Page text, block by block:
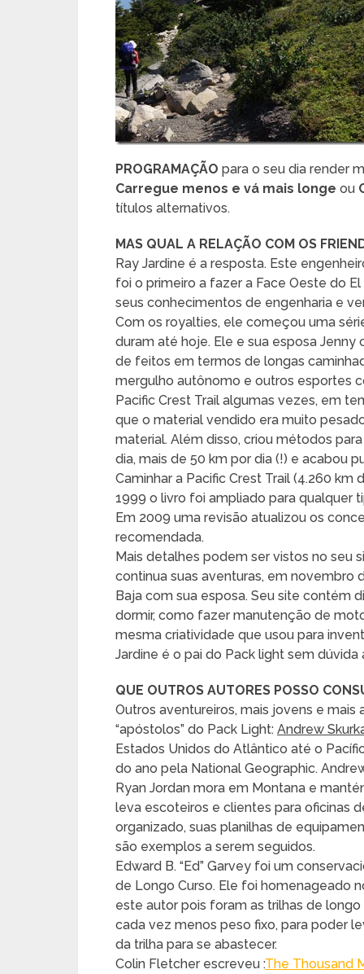
PROGRAMAÇÃO para o seu dia render
Carregue menos e vá mais longe ou
títulos alternativos.
MAS QUAL A RELAÇÃO COM OS
Ray Jardine é a resposta. Este
foi o primeiro a fazer a Face Oeste do
seus conhecimentos de engenharia e
Com os royalties, ele começou uma
duram até hoje. Ele e sua esposa Jenny
de feitos em termos de longas
mergulho autônomo e outros esportes
Pacific Crest Trail algumas vezes, em
que o material vendido era muito
material. Além disso, criou métodos
dia, mais de 50 km por dia (!) e acabou
Caminhar a Pacific Crest Trail (4.260 km
1999 o livro foi ampliado para qualquer
Em 2009 uma revisão atualizou os
recomendada.
Mais detalhes podem ser vistos no seu
continua suas aventuras, em
Baja com sua esposa. Seu site contém
dormir, como fazer manutenção de
mesma criatividade que usou para
Jardine é o pai do Pack light sem dúvida
QUE OUTROS AUTORES POSSO
Outros aventureiros, mais jovens e
“apóstolos” do Pack Light: Andrew
Estados Unidos do Atlântico até o
do ano pela National Geographic.
Ryan Jordan mora em Montana e
leva escoteiros e clientes para oficinas
organizado, suas planilhas de
são exemplos a serem seguidos.
Edward B. “Ed” Garvey foi um
de Longo Curso. Ele foi homenageado
este autor pois foram as trilhas de
cada vez menos peso fixo, para poder
da trilha para se abastecer.
Colin Fletcher escreveu :The Thousand